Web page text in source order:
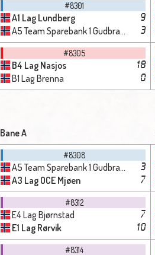
#8301
A1 Lag Lundberg 9
A5 Team Sparebank 1 Gudbrandsdalen Vintervold 3
#8305
B4 Lag Nasjos 18
B1 Lag Brenna 0
Bane A
#8308
A5 Team Sparebank 1 Gudbrandsdalen Vintervold 3
A3 Lag OCE Mjøen 7
#8312
E4 Lag Bjørnstad 7
E1 Lag Rørvik 10
#8314